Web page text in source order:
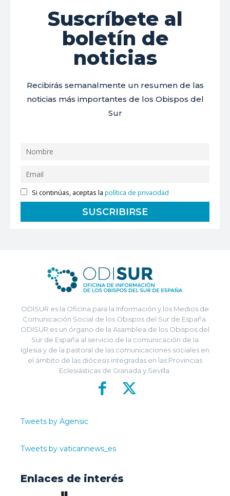
Suscríbete al
boletín de
noticias
Recibirás semanalmente un resumen de las
noticias más importantes de los Obispos del
Sur
Si continúas, aceptas lapolítica de privacidad
ODISUR es la Oficina para la Información y los Medios de
Comunicación Social de los Obispos del Sur de España.
ODISUR es un órgano de la Asamblea de los Obispos del
Sur de España al servicio de la comunicación de la
Iglesia y de la pastoral de las comunicaciones sociales en
el ámbito de las diócesis integradas en las Provincias
Eclesiásticas de Granada y Sevilla.
Tweets by Agensic
Tweets by vaticannews_es
Enlaces de interés